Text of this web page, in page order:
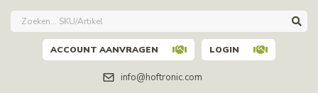
info@hoftronic.com
ACCOUNT AANVRAGEN LOGIN